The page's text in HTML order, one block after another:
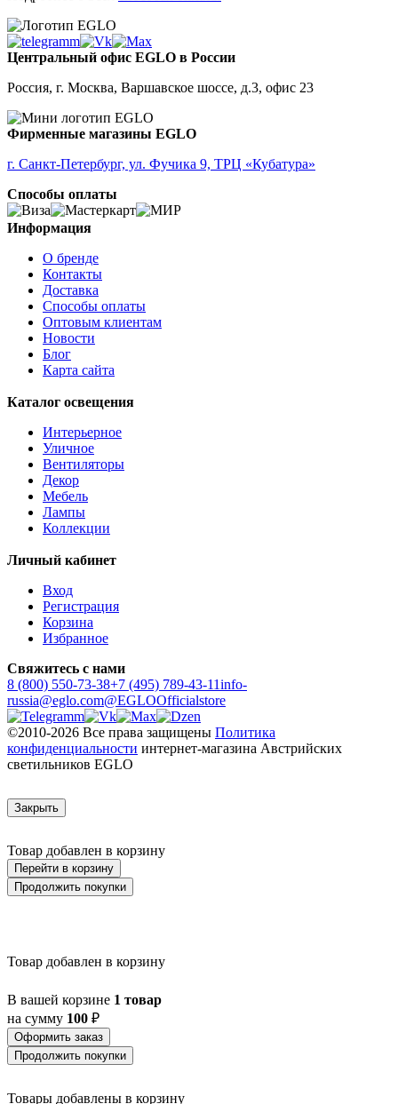
Центральный офис EGLO в России
Россия, г. Москва, Варшавское шоссе, д.3, офис 23
Фирменные магазины EGLO
г. Санкт-Петербург, ул. Фучика 9, ТРЦ «Кубатура»
Способы оплаты
Информация
О бренде
Контакты
Доставка
Способы оплаты
Оптовым клиентам
Новости
Блог
Карта сайта
Каталог освещения
Интерьерное
Уличное
Вентиляторы
Декор
Мебель
Лампы
Коллекции
Личный кабинет
Вход
Регистрация
Корзина
Избранное
Свяжитесь с нами
8 (800) 550-73-38+7 (495) 789-43-11info-
russia@eglo.com@EGLOOfficialstore
©2010-2026 Все права защищены Политика
конфиденциальности интернет-магазина Австрийских
светильников EGLO
Закрыть
Товар добавлен в корзину
Перейти в корзину
Продолжить покупки
Товар добавлен в корзину
В вашей корзине 1 товар
на сумму 100 ₽
Оформить заказ
Продолжить покупки
Товары добавлены в корзину